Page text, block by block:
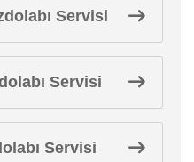
Servisi
Servisi
Servisi